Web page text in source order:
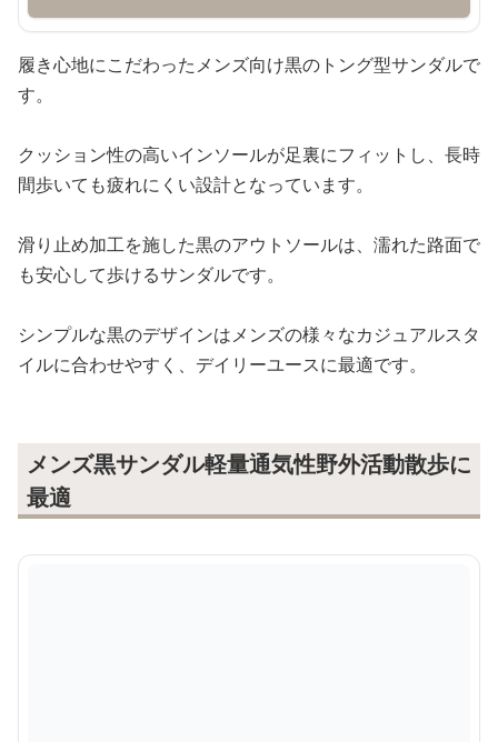
履き心地にこだわったメンズ向け黒のトング型サンダルで
す。
クッション性の高いインソールが足裏にフィットし、長時
間歩いても疲れにくい設計となっています。
滑り止め加工を施した黒のアウトソールは、濡れた路面で
も安心して歩けるサンダルです。
シンプルな黒のデザインはメンズの様々なカジュアルスタ
イルに合わせやすく、デイリーユースに最適です。
メンズ黒サンダル軽量通気性野外活動散歩に
最適